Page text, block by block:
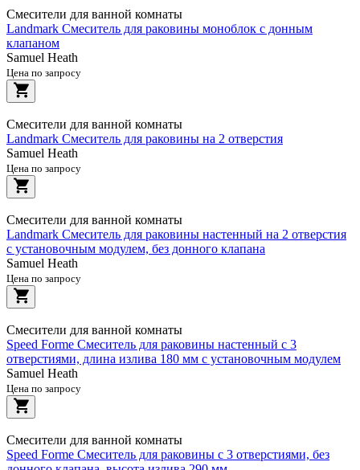
Смесители для ванной комнаты
Landmark Смеситель для раковины моноблок с донным
клапаном
Samuel Heath
Цена по запросу
Смесители для ванной комнаты
Landmark Смеситель для раковины на 2 отверстия
Samuel Heath
Цена по запросу
Смесители для ванной комнаты
Landmark Смеситель для раковины настенный на 2 отверстия
с установочным модулем, без донного клапана
Samuel Heath
Цена по запросу
Смесители для ванной комнаты
Speed Forme Смеситель для раковины настенный с 3
отверстиями, длина излива 180 мм с установочным модулем
Samuel Heath
Цена по запросу
Смесители для ванной комнаты
Speed Forme Смеситель для раковины с 3 отверстиями, без